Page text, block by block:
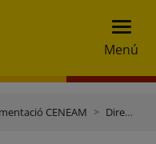
Menú
CENEAM Directori Centres de documentació